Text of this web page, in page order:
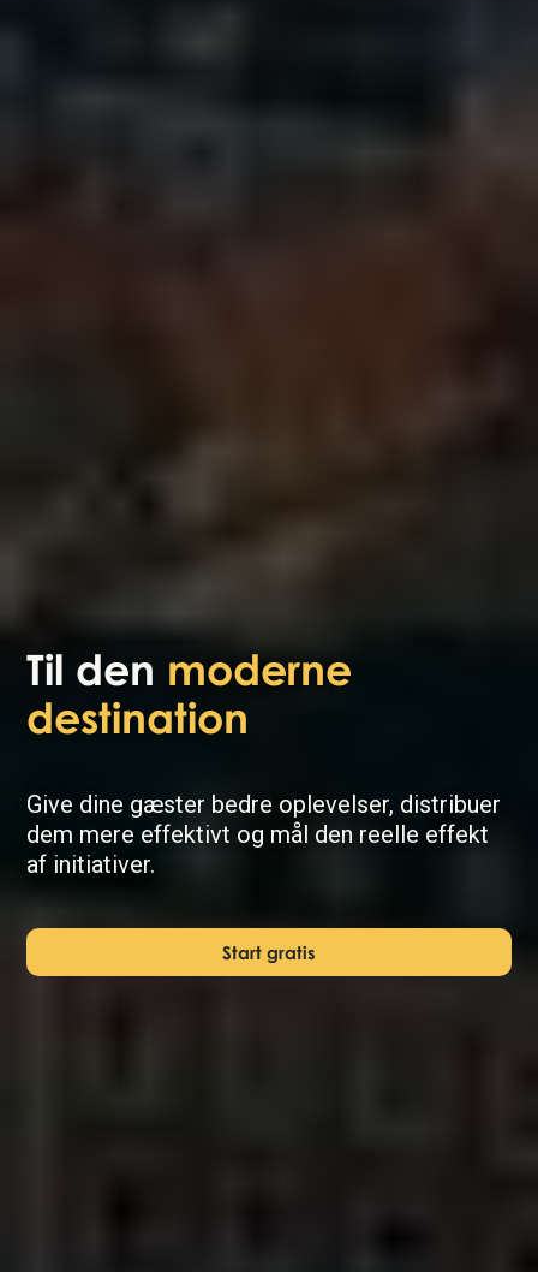
Til den moderne
destination
Give dine gæster bedre oplevelser, distribuer
dem mere effektivt og mål den reelle effekt
af initiativer.
Start gratis